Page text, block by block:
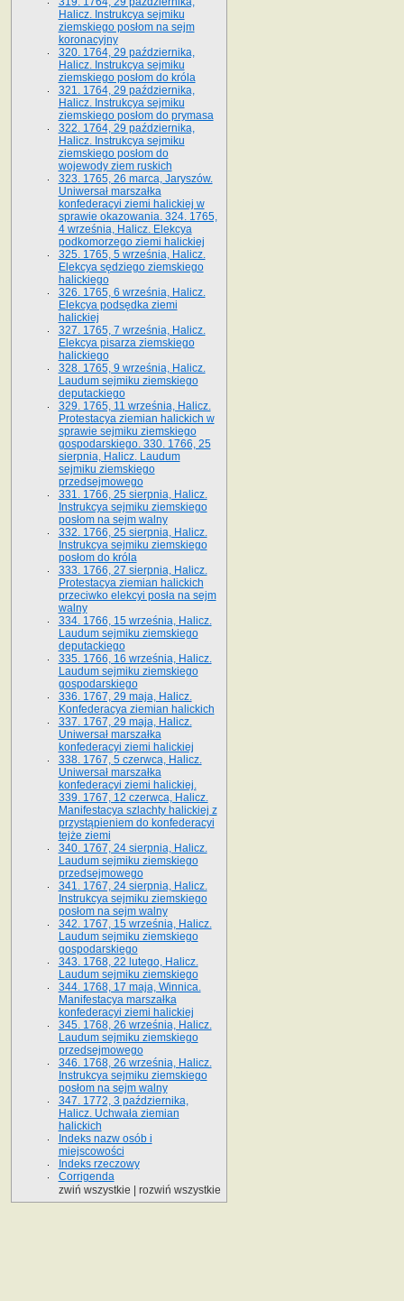
Halicz. Instrukcya sejmiku
ziemskiego posłom na sejm
koronacyjny
320. 1764, 29 października,
Halicz. Instrukcya sejmiku
ziemskiego posłom do króla
321. 1764, 29 października,
Halicz. Instrukcya sejmiku
ziemskiego posłom do prymasa
322. 1764, 29 października,
Halicz. Instrukcya sejmiku
ziemskiego posłom do
wojewody ziem ruskich
323. 1765, 26 marca, Jaryszów.
Uniwersał marszałka
konfederacyi ziemi halickiej w
sprawie okazowania. 324. 1765,
4 września, Halicz. Elekcya
podkomorzego ziemi halickiej
325. 1765, 5 września, Halicz.
Elekcya sędziego ziemskiego
halickiego
326. 1765, 6 września, Halicz.
Elekcya podsędka ziemi
halickiej
327. 1765, 7 września, Halicz.
Elekcya pisarza ziemskiego
halickiego
328. 1765, 9 września, Halicz.
Laudum sejmiku ziemskiego
deputackiego
329. 1765, 11 września, Halicz.
Protestacya ziemian halickich w
sprawie sejmiku ziemskiego
gospodarskiego. 330. 1766, 25
sierpnia, Halicz. Laudum
sejmiku ziemskiego
przedsejmowego
331. 1766, 25 sierpnia, Halicz.
Instrukcya sejmiku ziemskiego
posłom na sejm walny
332. 1766, 25 sierpnia, Halicz.
Instrukcya sejmiku ziemskiego
posłom do króla
333. 1766, 27 sierpnia, Halicz.
Protestacya ziemian halickich
przeciwko elekcyi posła na sejm
walny
334. 1766, 15 września, Halicz.
Laudum sejmiku ziemskiego
deputackiego
335. 1766, 16 września, Halicz.
Laudum sejmiku ziemskiego
gospodarskiego
336. 1767, 29 maja, Halicz.
Konfederacya ziemian halickich
337. 1767, 29 maja, Halicz.
Uniwersał marszałka
konfederacyi ziemi halickiej
338. 1767, 5 czerwca, Halicz.
Uniwersał marszałka
konfederacyi ziemi halickiej.
339. 1767, 12 czerwca, Halicz.
Manifestacya szlachty halickiej z
przystąpieniem do konfederacyi
tejże ziemi
340. 1767, 24 sierpnia, Halicz.
Laudum sejmiku ziemskiego
przedsejmowego
341. 1767, 24 sierpnia, Halicz.
Instrukcya sejmiku ziemskiego
posłom na sejm walny
342. 1767, 15 września, Halicz.
Laudum sejmiku ziemskiego
gospodarskiego
343. 1768, 22 lutego, Halicz.
Laudum sejmiku ziemskiego
344. 1768, 17 maja, Winnica.
Manifestacya marszałka
konfederacyi ziemi halickiej
345. 1768, 26 września, Halicz.
Laudum sejmiku ziemskiego
przedsejmowego
346. 1768, 26 września, Halicz.
Instrukcya sejmiku ziemskiego
posłom na sejm walny
347. 1772, 3 października,
Halicz. Uchwała ziemian
halickich
Indeks nazw osób i
miejscowości
Indeks rzeczowy
Corrigenda
zwiń wszystkie
rozwiń wszystkie